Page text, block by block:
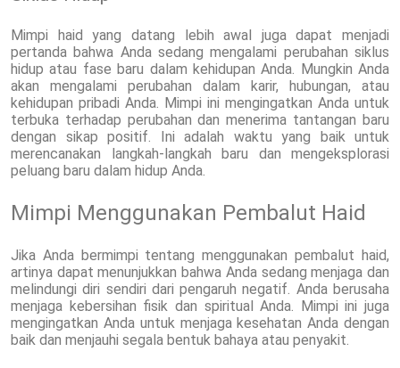
Mimpi haid yang datang lebih awal juga dapat menjadi
pertanda bahwa Anda sedang mengalami perubahan siklus
hidup atau fase baru dalam kehidupan Anda. Mungkin Anda
akan mengalami perubahan dalam karir, hubungan, atau
kehidupan pribadi Anda. Mimpi ini mengingatkan Anda untuk
terbuka terhadap perubahan dan menerima tantangan baru
dengan sikap positif. Ini adalah waktu yang baik untuk
merencanakan langkah-langkah baru dan mengeksplorasi
peluang baru dalam hidup Anda.
Mimpi Menggunakan Pembalut Haid
Jika Anda bermimpi tentang menggunakan pembalut haid,
artinya dapat menunjukkan bahwa Anda sedang menjaga dan
melindungi diri sendiri dari pengaruh negatif. Anda berusaha
menjaga kebersihan fisik dan spiritual Anda. Mimpi ini juga
mengingatkan Anda untuk menjaga kesehatan Anda dengan
baik dan menjauhi segala bentuk bahaya atau penyakit.